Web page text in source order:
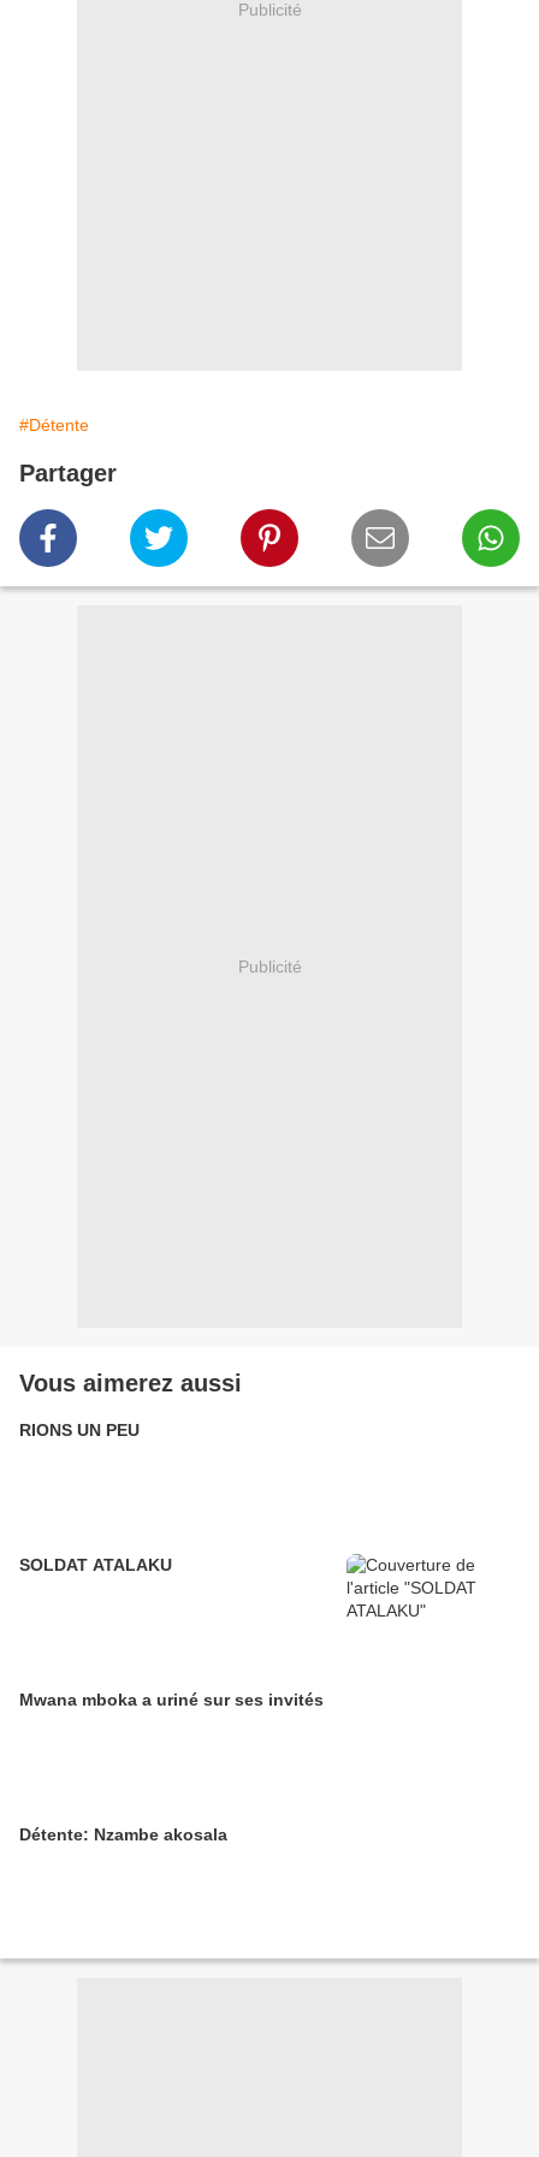
Publicité
#Détente
Partager
Publicité
Vous aimerez aussi
RIONS UN PEU
SOLDAT ATALAKU
Mwana mboka a uriné sur ses invités
Détente: Nzambe akosala